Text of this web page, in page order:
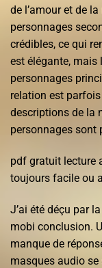
de l’amour et de
personnages
crédibles, ce qui
est élégante, mais
personnages
relation est
descriptions de la
personnages sont
pdf gratuit lecture
toujours facile ou
J’ai été déçu par
mobi conclusion.
manque de
masques audio